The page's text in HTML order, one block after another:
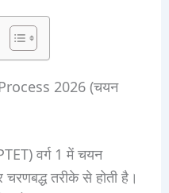
2026 (चयन
वर्ग 1 में चयन
चरणबद्ध तरीके से होती है।